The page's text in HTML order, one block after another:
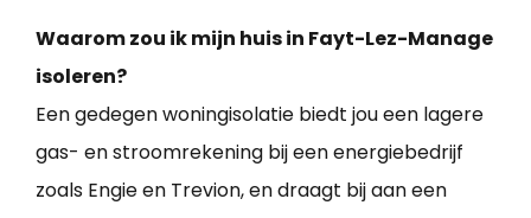
Waarom zou ik mijn huis in Fayt-Lez-Manage
isoleren?
Een gedegen woningisolatie biedt jou een lagere
gas- en stroomrekening bij een energiebedrijf
zoals Engie en Trevion, en draagt bij aan een